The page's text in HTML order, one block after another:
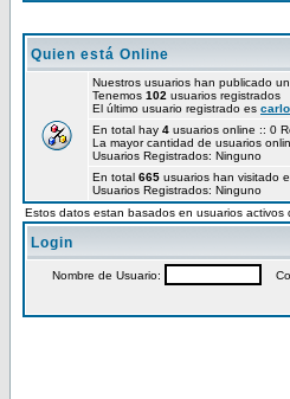
Quien está Online
Nuestros usuarios han publicado
Tenemos 102 usuarios registrados
El último usuario registrado es
En total hay 4 usuarios online :: 0
La mayor cantidad de usuarios
Usuarios Registrados: Ninguno
En total 665 usuarios han visitado
Usuarios Registrados: Ninguno
Estos datos estan basados en usuarios activos
Login
Nombre de Usuario: